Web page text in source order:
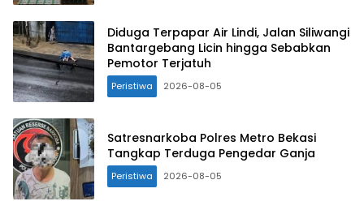
Diduga Terpapar Air Lindi, Jalan Siliwangi
Bantargebang Licin hingga Sebabkan
Pemotor Terjatuh
Peristiwa 2026-08-05
Satresnarkoba Polres Metro Bekasi
Tangkap Terduga Pengedar Ganja
Peristiwa 2026-08-05